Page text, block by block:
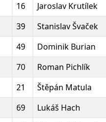
16 Jaroslav Krutílek
39 Stanislav Švaček
49 Dominik Burian
70 Roman Pichlík
21 Štěpán Matula
69 Lukáš Hach